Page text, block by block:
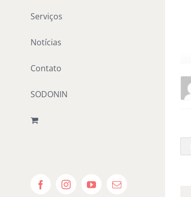
Serviços
Notícias
Contato
SODONIN
FacebookInstagramYouTube
E-